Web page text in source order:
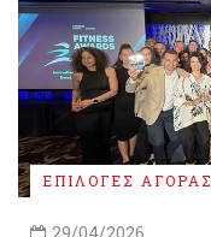
ΕΠΙΛΟΓΕΣ ΑΓΟΡΑΣ